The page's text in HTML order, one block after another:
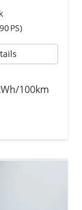
PS)
100km